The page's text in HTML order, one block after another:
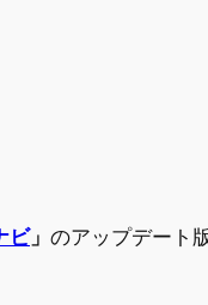
ビ」 のアップデート